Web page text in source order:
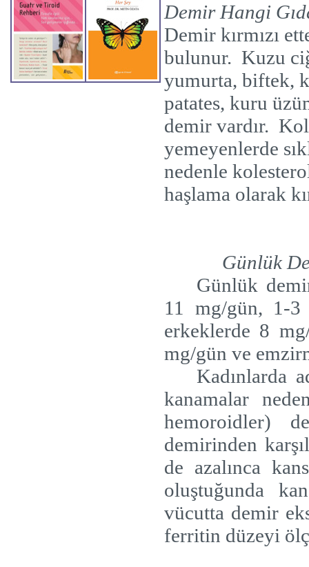
Demir Hangi
Demir kırmızı
bulunur. Kuzu
yumurta, biftek,
patates, kuru
demir vardır.
yemeyenlerde
nedenle
haşlama olarak
Günlük
Günlük
11 mg/gün, 1-3
erkeklerde 8
mg/gün ve
Kadınlarda
kanamalar
hemoroidler)
demirinden
de azalınca
oluştuğunda
vücutta demir
ferritin düzeyi